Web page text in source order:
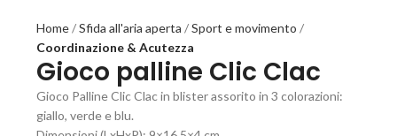
Home Sfida all'aria aperta Sport e movimento
Coordinazione & Acutezza
Gioco palline Clic Clac
Gioco Palline Clic Clac in blister assorito in 3 colorazioni:
giallo, verde e blu.